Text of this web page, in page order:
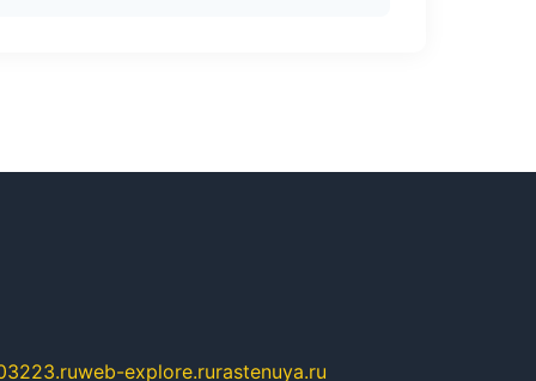
web-explore.rurastenuya.ru